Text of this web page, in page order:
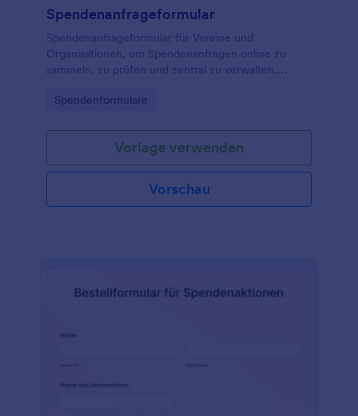
Spendenanfrageformular
Spendenanfrageformular für Vereine und
Organisationen, um Spendenanfragen online zu
sammeln, zu prüfen und zentral zu verwalten,
Formulareinsendungen mit Jotform.
Go to Category:
Spendenformulare
Vorlage verwenden
Vorschau